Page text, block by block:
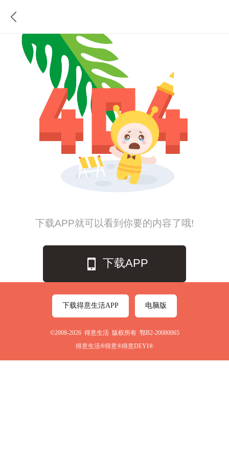
下载APP就可以看到你要的内容了哦!
下载APP
下载得意生活APP 电脑版
©2008-2026 得意生活 版权所有 鄂B2-20080065
得意生活®得意®得意DEYI®